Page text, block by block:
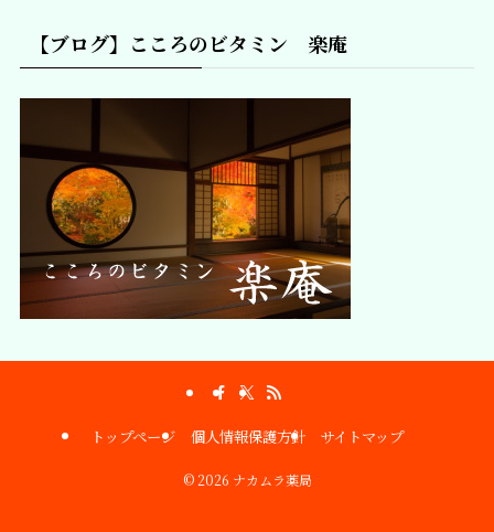
【ブログ】こころのビタミン 楽庵
トップページ 個人情報保護方針 サイトマップ
©2026 ナカムラ薬局